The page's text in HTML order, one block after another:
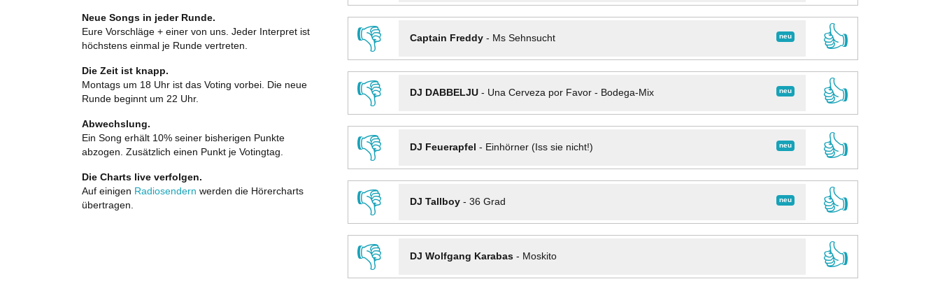
👎
neu
Captain Freddy- Ms Sehnsucht
👍
👎
neu
DJ DABBELJU- Una Cerveza por Favor - Bodega-Mix
👍
👎
neu
DJ Feuerapfel - Einhörner (Iss sie nicht!)
👍
👎
neu
DJ Tallboy- 36 Grad
👍
👎
DJ Wolfgang Karabas- Moskito
👍
Neue Songs in jeder Runde.
Eure Vorschläge + einer von uns. Jeder Interpret ist
höchstens einmal je Runde vertreten.
Die Zeit ist knapp.
Montags um 18 Uhr ist das Voting vorbei. Die neue
Runde beginnt um 22 Uhr.
Abwechslung.
Ein Song erhält 10% seiner bisherigen Punkte
abzogen. Zusätzlich einen Punkt je Votingtag.
Die Charts live verfolgen.
Auf einigen Radiosendern werden die Hörercharts
übertragen.